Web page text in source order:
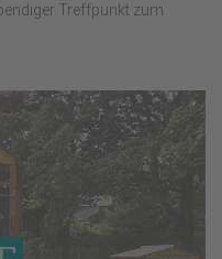
Treffpunkt zum